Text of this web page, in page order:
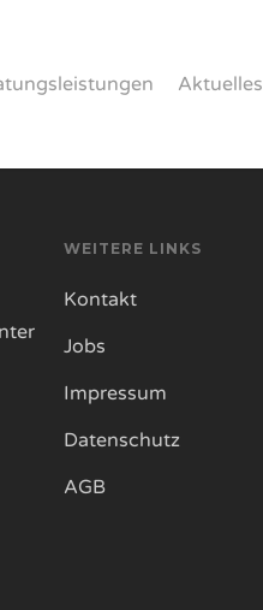
Aktuelles
WEITERE LINKS
Kontakt
Jobs
Impressum
Datenschutz
AGB